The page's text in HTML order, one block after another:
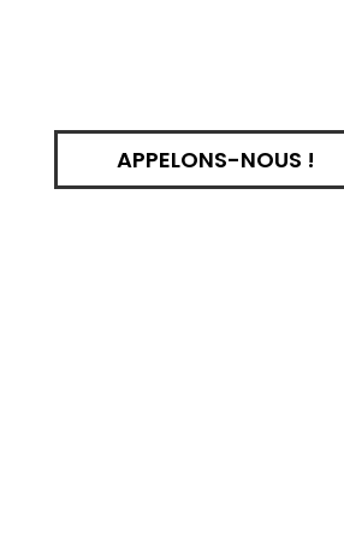
APPELONS-NOUS !